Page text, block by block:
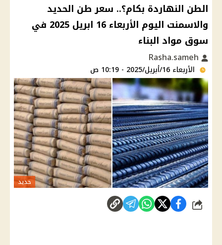
الطن النهاردة بكام؟.. سعر طن الحديد
والاسمنت اليوم الأربعاء 16 ابريل 2025 في
سوق مواد البناء
الأربعاء 16/أبريل/2025 - 10:19 ص
حديد
شارك